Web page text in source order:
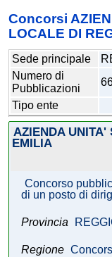
Concorsi
LOCALE DI
Sede principale
Numero di
Pubblicazioni
Tipo ente
AZIENDA UNITA'
EMILIA
Concorso
di un posto di
Provincia
Regione